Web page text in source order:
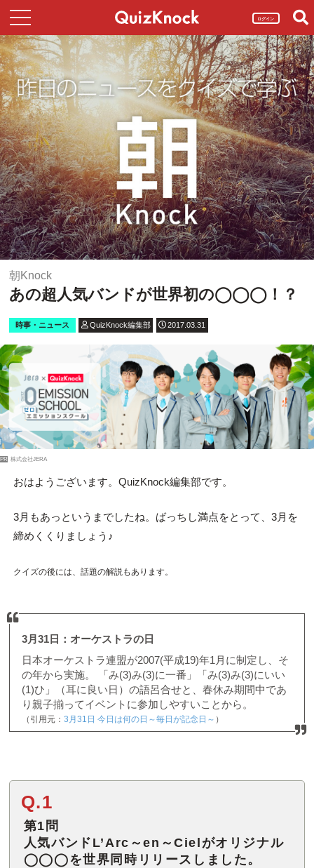
ログイン
朝Knock
あの超人気バンドが世界初の◯◯◯！？
時事・ニュース QuizKnock編集部 2017.03.31
PR 株式会社JERA
おはようございます。QuizKnock編集部です。
3月もあっというまでしたね。ばっちし満点をとって、3月を
締めくくりましょう♪
クイズの後には、話題の解説もあります。
3月31日：オーケストラの日
日本オーケストラ連盟が2007(平成19)年1月に制定し、そ
の年から実施。 「み(3)み(3)に一番」「み(3)み(3)にいい
(1)ひ」（耳に良い日）の語呂合せと、春休み期間中であ
り親子揃ってイベントに参加しやすいことから。
（引用元： 3月31日 今日は何の日～毎日が記念日～ ）
Q.1
第1問
人気バンドL’Arc～en～Cielがオリジナル
◯◯◯を世界同時リリースしました。